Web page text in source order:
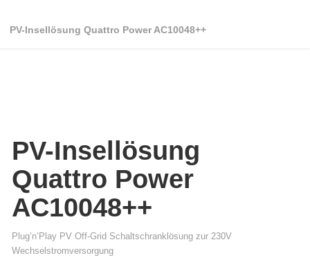
PV-Insellösung Quattro Power AC10048++
PV-Insellösung
Quattro Power
AC10048++
Plug’n’Play PV Off-Grid Schaltschranklösung zur 230V
Wechselstromversorgung